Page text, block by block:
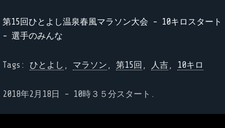
第15回ひとよし温泉春風マラソン大会 - 10キロスタート
- 選手のみんな
Tags: ひとよし , マラソン , 第15回 , 人吉, 10キロ
2018年2月18日 - 10時３５分スタート.